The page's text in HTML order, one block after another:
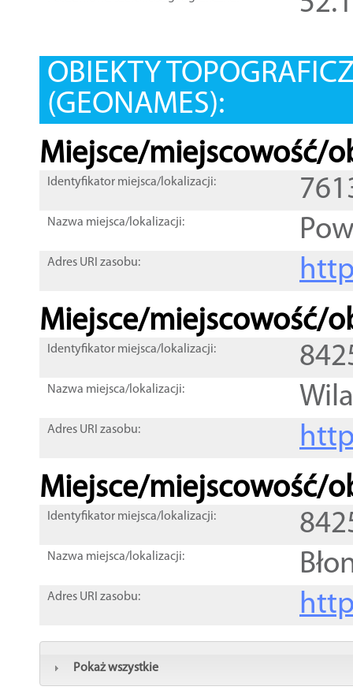
OBIEKTY
(GEONAMES):
Miejsce/miejscowość/
Identyfikator miejsca/lokalizacji:
Nazwa miejsca/lokalizacji:
Adres URI zasobu:
Miejsce/miejscowość/
Identyfikator miejsca/lokalizacji:
Nazwa miejsca/lokalizacji:
Adres URI zasobu:
Miejsce/miejscowość/
Identyfikator miejsca/lokalizacji:
Nazwa miejsca/lokalizacji:
Adres URI zasobu:
Pokaż wszystkie